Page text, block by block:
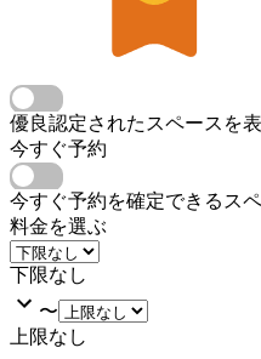
優良認定されたスペースを
今すぐ予約
今すぐ予約を確定できるス
料金を選ぶ
下限なし
〜
上限なし